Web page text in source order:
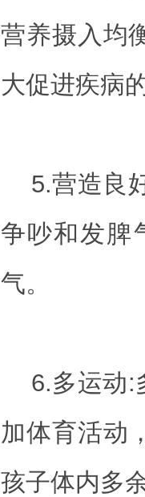
营养摄入均
大促进疾病
5.营造良
争吵和发脾
气。
6.多运动:
加体育活动
孩子体内多